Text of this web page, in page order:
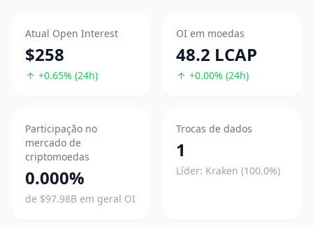
Atual Open Interest
$258
+0.65% (24h)
OI em moedas
48.2 LCAP
+0.00% (24h)
Participação no
mercado de
criptomoedas
0.000%
de $97.98B em geral OI
Trocas de dados
1
Líder: Kraken (100.0%)